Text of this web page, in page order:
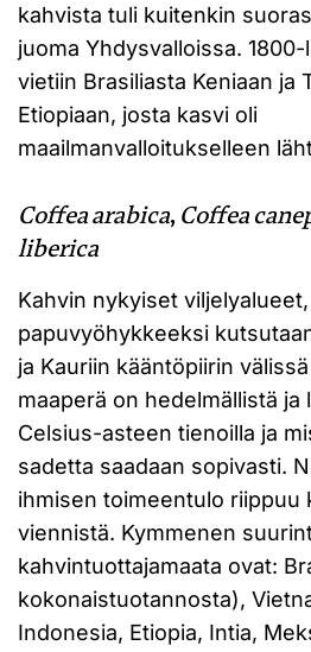
kahvista tuli kuitenkin
juoma Yhdysvalloissa.
vietiin Brasiliasta Keniaan ja
Etiopiaan, josta kasvi oli
maailmanvalloitukselleen
Coffea arabica, Coffea
liberica
Kahvin nykyiset
papuvyöhykkeeksi
ja Kauriin kääntöpiirin
maaperä on hedelmällistä ja
Celsius-asteen tienoilla ja
sadetta saadaan sopivasti.
ihmisen toimeentulo riippuu
viennistä. Kymmenen
kahvintuottajamaata ovat:
kokonaistuotannosta),
Indonesia, Etiopia, Intia,